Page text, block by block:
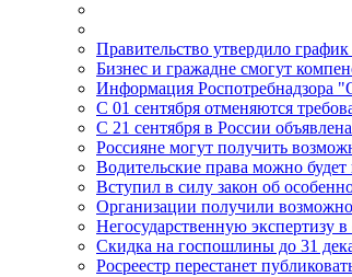
Правительство утвердило
Бизнес и гражадне смогут
Информация Роспотребнадзора
С 01 сентября отменяются
С 21 сентября в России
Россияне могут получить
Водительские права можно
Вступил в силу закон об
Организации получили
Негосударственную экспертизу в
Скидка на госпошлины до 31
Росреестр перестанет